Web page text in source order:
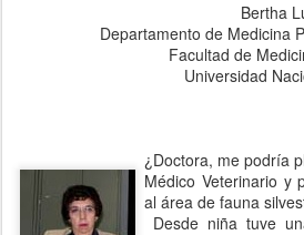
Bertha
Departamento de Medicina
Facultad de
Universidad
¿Doctora, me podría
Médico Veterinario y
al área de fauna
Desde niña tuve